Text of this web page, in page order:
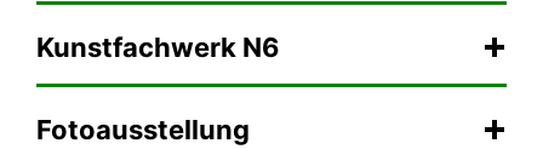
Kunst­fach­werk N6
Fotoaus­stel­lung